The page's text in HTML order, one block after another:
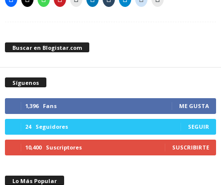
Buscar en Blogistar.com
Síguenos
1,396 Fans ME GUSTA
24 Seguidores SEGUIR
10,400 Suscriptores SUSCRIBIRTE
Lo Más Popular